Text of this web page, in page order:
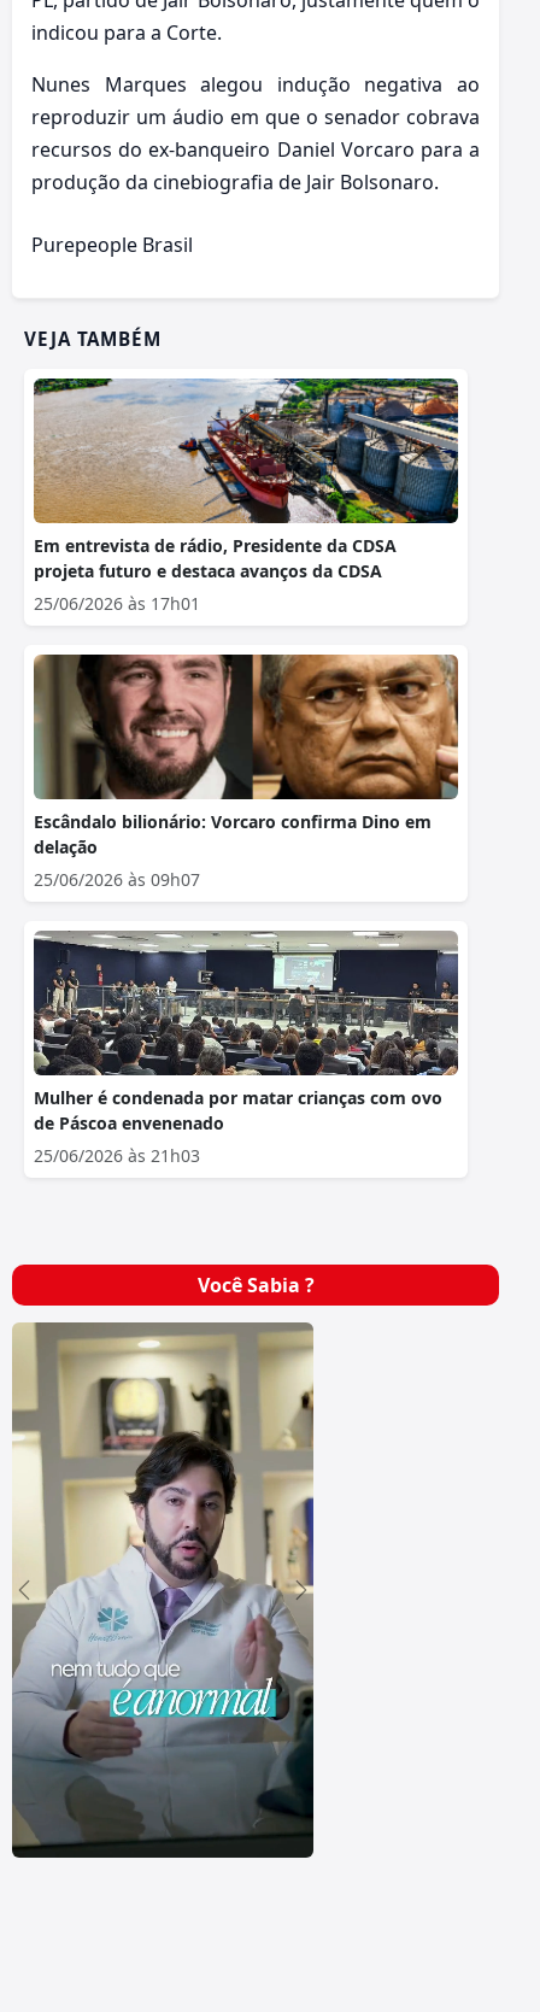
indicou para a Corte.
Nunes Marques alegou indução negativa ao
reproduzir um áudio em que o senador cobrava
recursos do ex-banqueiro Daniel Vorcaro para a
produção da cinebiografia de Jair Bolsonaro.
Purepeople Brasil
VEJA TAMBÉM
Em entrevista de rádio, Presidente da CDSA
projeta futuro e destaca avanços da CDSA
25/06/2026 às 17h01
Escândalo bilionário: Vorcaro confirma Dino em
delação
25/06/2026 às 09h07
Mulher é condenada por matar crianças com ovo
de Páscoa envenenado
25/06/2026 às 21h03
Você Sabia ?